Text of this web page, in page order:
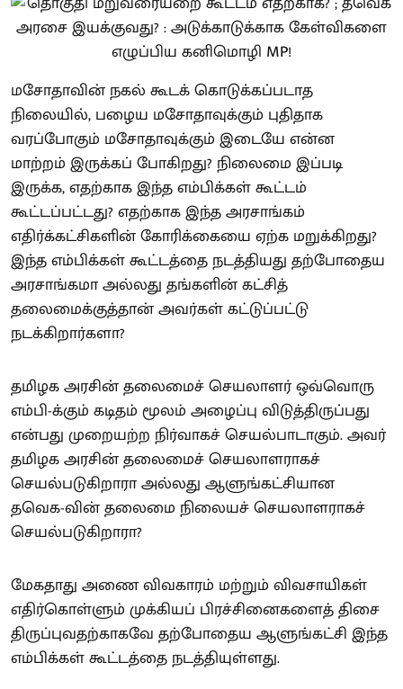
மசோதாவின் நகல் கூடக் கொடுக்கப்படாத
நிலையில், பழைய மசோதாவுக்கும் புதிதாக
வரப்போகும் மசோதாவுக்கும் இடையே என்ன
மாற்றம் இருக்கப் போகிறது? நிலைமை இப்படி
இருக்க, எதற்காக இந்த எம்பிக்கள் கூட்டம்
கூட்டப்பட்டது? எதற்காக இந்த அரசாங்கம்
எதிர்க்கட்சிகளின் கோரிக்கையை ஏற்க மறுக்கிறது?
இந்த எம்பிக்கள் கூட்டத்தை நடத்தியது தற்போதைய
அரசாங்கமா அல்லது தங்களின் கட்சித்
தலைமைக்குத்தான் அவர்கள் கட்டுப்பட்டு
நடக்கிறார்களா?
தமிழக அரசின் தலைமைச் செயலாளர் ஒவ்வொரு
எம்பி-க்கும் கடிதம் மூலம் அழைப்பு விடுத்திருப்பது
என்பது முறையற்ற நிர்வாகச் செயல்பாடாகும். அவர்
தமிழக அரசின் தலைமைச் செயலாளராகச்
செயல்படுகிறாரா அல்லது ஆளுங்கட்சியான
தவெக-வின் தலைமை நிலையச் செயலாளராகச்
செயல்படுகிறாரா?
மேகதாது அணை விவகாரம் மற்றும் விவசாயிகள்
எதிர்கொள்ளும் முக்கியப் பிரச்சினைகளைத் திசை
திருப்புவதற்காகவே தற்போதைய ஆளுங்கட்சி இந்த
எம்பிக்கள் கூட்டத்தை நடத்தியுள்ளது.